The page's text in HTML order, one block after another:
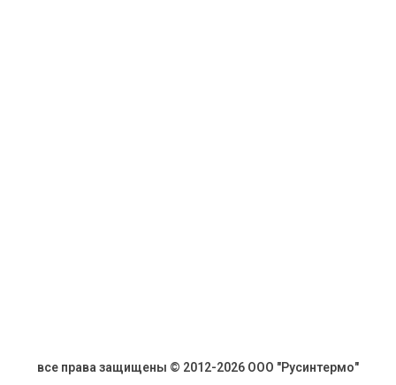
все права защищены © 2012-2026 ООО "Русинтермо"